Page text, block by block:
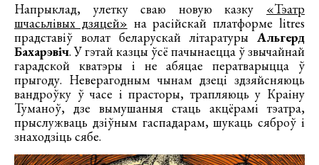
Напрыклад, улетку сваю новую казку «Тэатр
шчасьлівых дзяцей» на расійскай платформе litres
прадставіў волат беларускай літаратуры Альгерд
Бахарэвіч. У гэтай казцы ўсё пачынаецца ў звычайнай
гарадской кватэры і не абяцае ператварыцца ў
прыгоду. Неверагодным чынам дзеці здзяйсняюць
вандроўку ў часе і прасторы, трапляюць у Краіну
Туманоў, дзе вымушаныя стаць акцёрамі тэатра,
прыслужваць дзіўным гаспадарам, шукаць сяброў і
знаходзіць сябе.